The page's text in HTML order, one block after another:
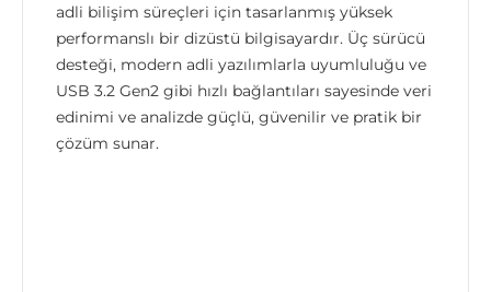
adli bilişim süreçleri için tasarlanmış yüksek
performanslı bir dizüstü bilgisayardır. Üç sürücü
desteği, modern adli yazılımlarla uyumluluğu ve
USB 3.2 Gen2 gibi hızlı bağlantıları sayesinde veri
edinimi ve analizde güçlü, güvenilir ve pratik bir
çözüm sunar.